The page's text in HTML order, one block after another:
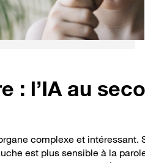
: l’IA au
complexe et
est plus sensible à la